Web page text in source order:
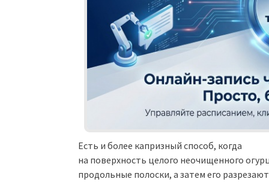
Есть и более капризный способ, когда
на поверхность целого неочищенного
продольные полоски, а затем его